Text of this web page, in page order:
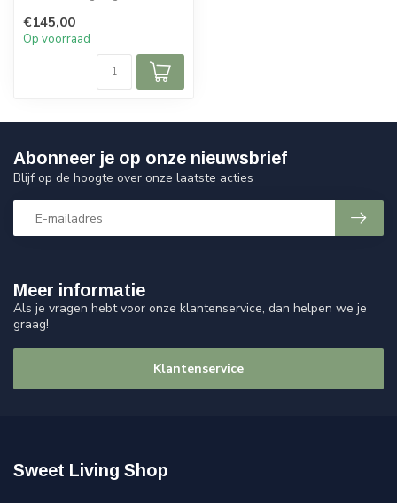
...
€145,00
Op voorraad
Meer informatie
Als je vragen hebt voor onze klantenservice, dan helpen we je
graag!
Klantenservice
Abonneer je op onze nieuwsbrief
Blijf op de hoogte over onze laatste acties
Sweet Living Shop